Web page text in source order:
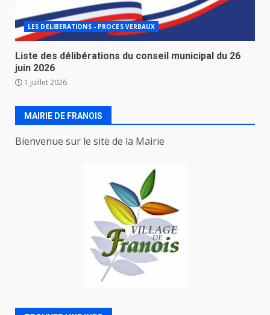
LES DELIBERATIONS - PROCES VERBAUX
Liste des délibérations du conseil municipal du 26
juin 2026
1 juillet 2026
MAIRIE DE FRANOIS
Bienvenue sur le site de la Mairie